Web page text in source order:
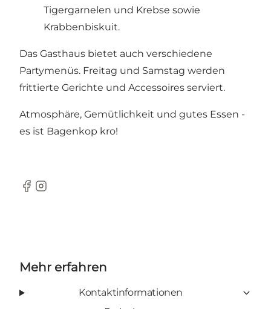
Tigergarnelen und Krebse sowie
Krabbenbiskuit.
Das Gasthaus bietet auch verschiedene
Partymenüs. Freitag und Samstag werden
frittierte Gerichte und Accessoires serviert.
Atmosphäre, Gemütlichkeit und gutes Essen -
es ist Bagenkop kro!
Facebook
Instagram
Mehr erfahren
Kontaktinformationen